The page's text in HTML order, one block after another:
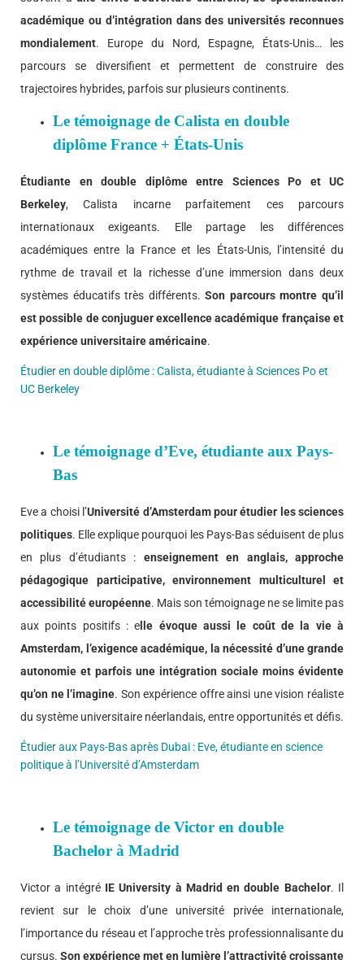
académique ou d’intégration dans des universités reconnues
mondialement. Europe du Nord, Espagne, États-Unis… les
parcours se diversifient et permettent de construire des
trajectoires hybrides, parfois sur plusieurs continents.
Le témoignage de Calista en double
diplôme France + États-Unis
Étudiante en double diplôme entre Sciences Po et UC
Berkeley, Calista incarne parfaitement ces parcours
internationaux exigeants. Elle partage les différences
académiques entre la France et les États-Unis, l’intensité du
rythme de travail et la richesse d’une immersion dans deux
systèmes éducatifs très différents.Son parcours montre qu’il
est possible de conjuguer excellence académique française et
expérience universitaire américaine.
Étudier en double diplôme : Calista, étudiante à Sciences Po et
UC Berkeley
Le témoignage d’Eve, étudiante aux Pays-
Bas
Eve a choisi l’Université d’Amsterdam pour étudier les sciences
politiques. Elle explique pourquoi les Pays-Bas séduisent de plus
en plus d’étudiants : enseignement en anglais, approche
pédagogique participative, environnement multiculturel et
accessibilité européenne. Mais son témoignage ne se limite pas
aux points positifs : e lle évoque aussi le coût de la vie à
Amsterdam, l’exigence académique, la nécessité d’une grande
autonomie et parfois une intégration sociale moins évidente
qu’on ne l’imagine. Son expérience offre ainsi une vision réaliste
du système universitaire néerlandais, entre opportunités et défis.
Étudier aux Pays-Bas après Dubai : Eve, étudiante en science
politique à l’Université d’Amsterdam
Le témoignage de Victor en double
Bachelor à Madrid
Victor a intégré IE University à Madrid en double Bachelor. Il
revient sur le choix d’une université privée internationale,
l’importance du réseau et l’approche très professionnalisante du
cursus. Son expérience met en lumière l’attractivité croissante